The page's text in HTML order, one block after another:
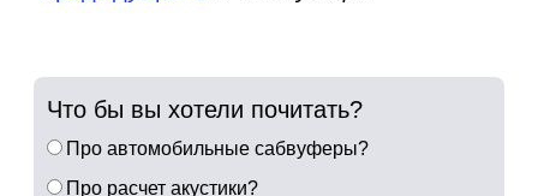
Что бы вы хотели почитать?
Про автомобильные сабвуферы?
Про расчет акустики?